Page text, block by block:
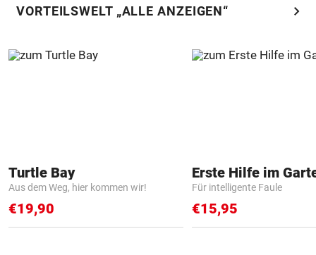
VORTEILSWELT „ALLE ANZEIGEN“ chevron_right
Turtle Bay
Aus dem Weg, hier kommen wir!
€19,90
Erste Hilfe im
Für intelligente Faule
€15,95